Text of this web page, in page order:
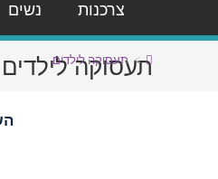
צרכנות נשים
תעסוקה לילדים
> תעסוקה לילדים